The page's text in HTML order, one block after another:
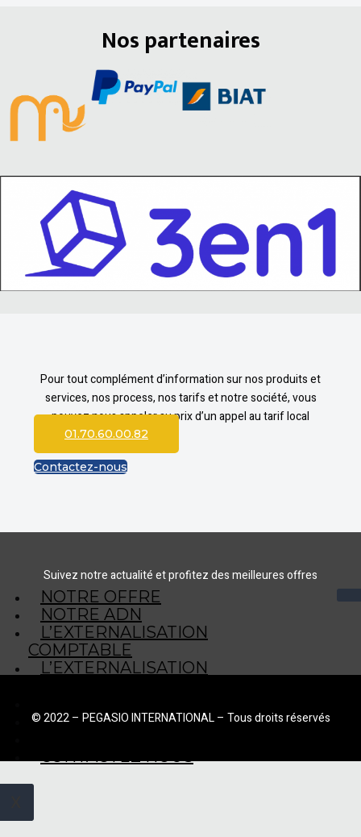
Nos partenaires
Pour tout complément d’information sur nos produits et
services, nos process, nos tarifs et notre société, vous
pouvez nous appeler au prix d’un appel au tarif local
01.70.60.00.82
Contactez-nous
Suivez notre actualité et profitez des meilleures offres
NOTRE OFFRE
NOTRE ADN
L’EXTERNALISATION
COMPTABLE
L’EXTERNALISATION
CGV
© 2022 – PEGASIO INTERNATIONAL – Tous droits réservés